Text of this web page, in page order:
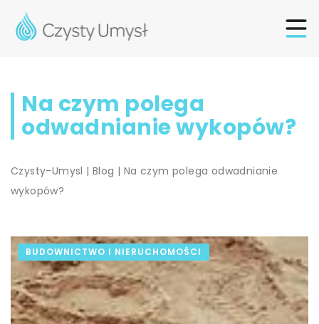
Na czym polega
odwadnianie wykopów?
Czysty-Umysl |Blog | Na czym polega odwadnianie
wykopów?
BUDOWNICTWO I NIERUCHOMOŚCI